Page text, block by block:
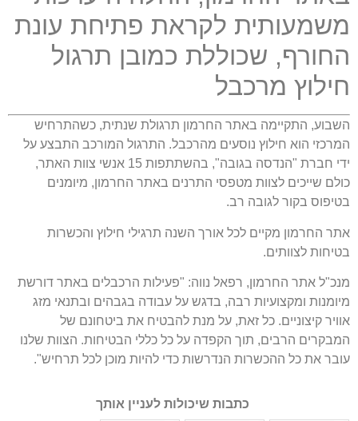
משמעותית לקראת פתיחת עונת
החורף, שכוללת כמובן תרגול
חילוץ מרכבל
השבוע, התקיימה באתר החרמון תרגולת שנתית, כשהתרחיש
המרכזי הוא חילוץ נוסעים מהרכבל. התרגול המורכב התבצע על
ידי חברת "הנדסה בגובה", בהשתתפות אנשי צוות האתר,
כולם שייכים לצוות מטפסי התרנים באתר החרמון, מיומנים
בטיפוס בקור לגובה רב.
אתר החרמון מקיים לכל אורך השנה תרגילי חילוץ והכשרות
בטיחות לצוותים.
מנכ"ל אתר החרמון, רפאל נווה: "פעילות הרכבלים באתר דורשת
מיומנות ומקצועיות רבה, בדגש על עבודה בגבהים ובתנאי מזג
אוויר קיצוניים. כל זאת, על מנת להבטיח את ביטחונם של
המבקרים הרבים, תוך הקפדה על כל כללי הבטיחות. הצוות שלנו
עובר את כל ההכשרות הנדרשות כדי להיות מוכן לכל תרחיש".
כתבות שיכולות לעניין אותך